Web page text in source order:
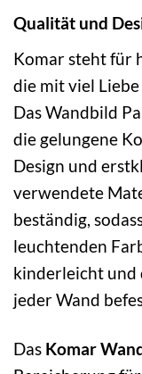
Qualität und
Komar steht für
die mit viel
Das Wandbild
die gelungene
Design und
verwendete
beständig,
leuchtenden
kinderleicht und
jeder Wand
Das Komar